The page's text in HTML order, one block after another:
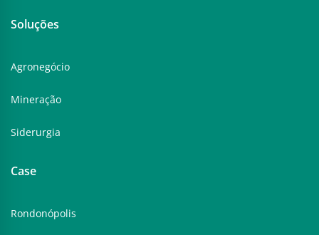
Soluções
Agronegócio
Mineração
Siderurgia
Case
Rondonópolis